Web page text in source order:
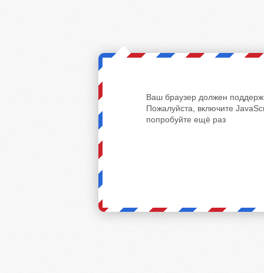
Ваш браузер должен
Пожалуйста, включите
попробуйте ещё раз